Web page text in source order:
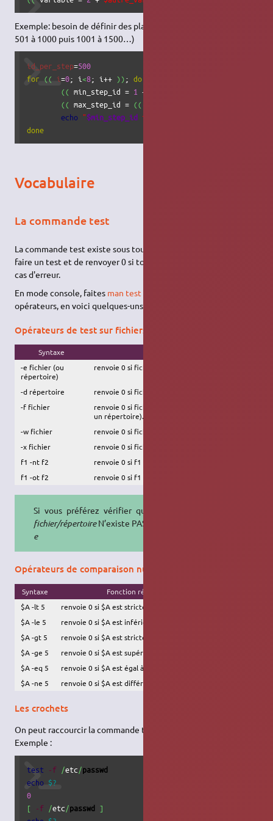
Exemple: besoin de définir des plages de valeurs (1 à 500 puis
501 à 1000 puis 1001 à 1500…)
id_per_step=500
for (( i=0; i<8; i++ )); do
(( min_step_id = 1 +
(( max_step_id = ((
echo "$min_step_id to
done
Vocabulaire
La commande test
La commande test existe sous tous les Unix, elle permet de
faire un test et de renvoyer 0 si tout s'est bien passé ou 1 en
cas d'erreur.
En mode console, faites man test
opérateurs, en voici quelques-uns :
Opérateurs de test sur fichiers
Syntaxe
-e fichier (ou
répertoire)
renvoie 0 si fichier/répertoire existe.
-d répertoire
renvoie 0 si fichier existe et est un répertoire.
-f fichier
renvoie 0 si fichier existe et est un fichier (pas
un répertoire).
-w fichier
renvoie 0 si fichier existe et est en écriture.
-x fichier
renvoie 0 si fichier existe et est exécutable.
f1 -nt f2
renvoie 0 si f1 est plus récent que f2.
f1 -ot f2
renvoie 0 si f1 est plus vieux que f2.
Si vous préférez vérifier que votre
fichier/répertoireN’existe PAS,
e
Opérateurs de comparaison numérique
Syntaxe
Fonction réalisée
$A -lt 5
renvoie 0 si $A est strictement inférieur à 5
$A -le 5
renvoie 0 si $A est inférieur ou égal à 5
$A -gt 5
renvoie 0 si $A est strictement supérieur à 5
$A -ge 5
renvoie 0 si $A est supérieur ou égal à 5
$A -eq 5
renvoie 0 si $A est égal à 5
$A -ne 5
renvoie 0 si $A est différent de 5
Les crochets
On peut raccourcir la commande test par des crochets.
Exemple :
test -f /etc/passwd
echo $?
0
[ -f /etc/passwd ]